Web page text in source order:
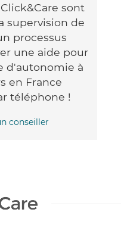
sont
supervision de
processus
une aide pour
d'autonomie à
en France
téléphone !
conseiller